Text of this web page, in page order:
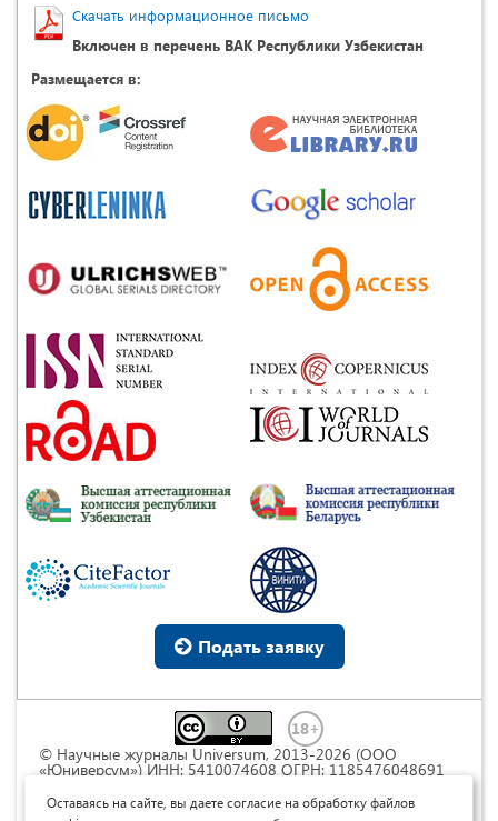
Скачать информационное письмо
Включен в перечень ВАК Республики Узбекистан
Размещается в:
Подать заявку
© Научные журналы Universum, 2013-2026 (ООО
«Юниверсум») ИНН: 5410074608 ОГРН: 1185476048691
Commons « Attribution» («Атрибуция») 4.0
Непортированная
Оставаясь на сайте, вы даете согласие на обработку файлов